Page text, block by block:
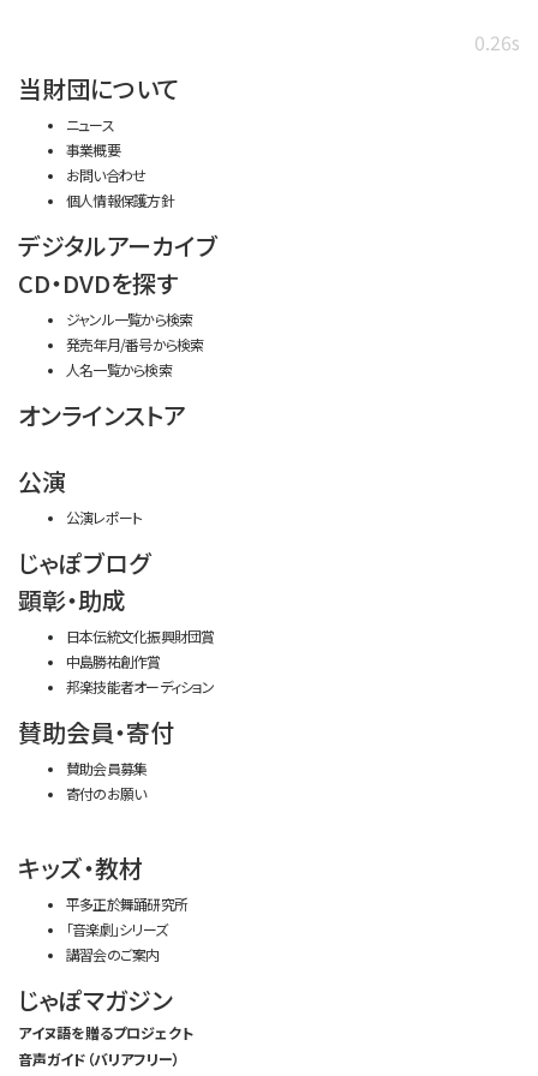
0.26s
当財団について
ニュース
事業概要
お問い合わせ
個人情報保護方針
デジタルアーカイブ
CD・DVDを探す
ジャンル一覧から検索
発売年月/番号から検索
人名一覧から検索
オンラインストア
公演
公演レポート
じゃぽブログ
顕彰・助成
日本伝統文化振興財団賞
中島勝祐創作賞
邦楽技能者オーディション
賛助会員・寄付
賛助会員募集
寄付のお願い
キッズ・教材
平多正於舞踊研究所
「音楽劇」シリーズ
講習会のご案内
じゃぽマガジン
アイヌ語を贈るプロジェクト
音声ガイド（バリアフリー）